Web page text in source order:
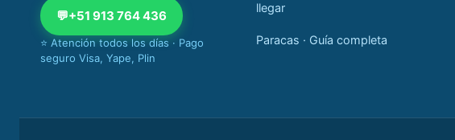
💬+51 913 764 436
⭐ Atención todos los días · Pago
seguro Visa, Yape, Plin
llegar
Paracas · Guía completa